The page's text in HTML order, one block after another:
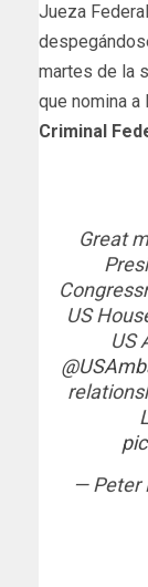
Jueza
martes de la
que nomina a
Criminal
Great
US
US
— Peter